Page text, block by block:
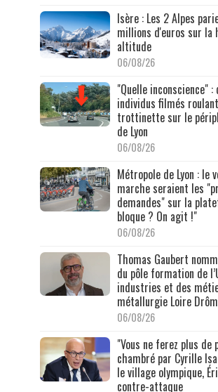
Isère : Les 2 Alpes
millions d'euros sur la
altitude
06/08/26
"Quelle inconscience" :
individus filmés
trottinette sur le
de Lyon
06/08/26
Métropole de Lyon : le
marche seraient les
demandes" sur la
bloque ? On agit !"
06/08/26
Thomas Gaubert
du pôle formation de
industries et des
métallurgie Loire
06/08/26
"Vous ne ferez plus de
chambré par Cyrille
le village olympique,
contre-attaque